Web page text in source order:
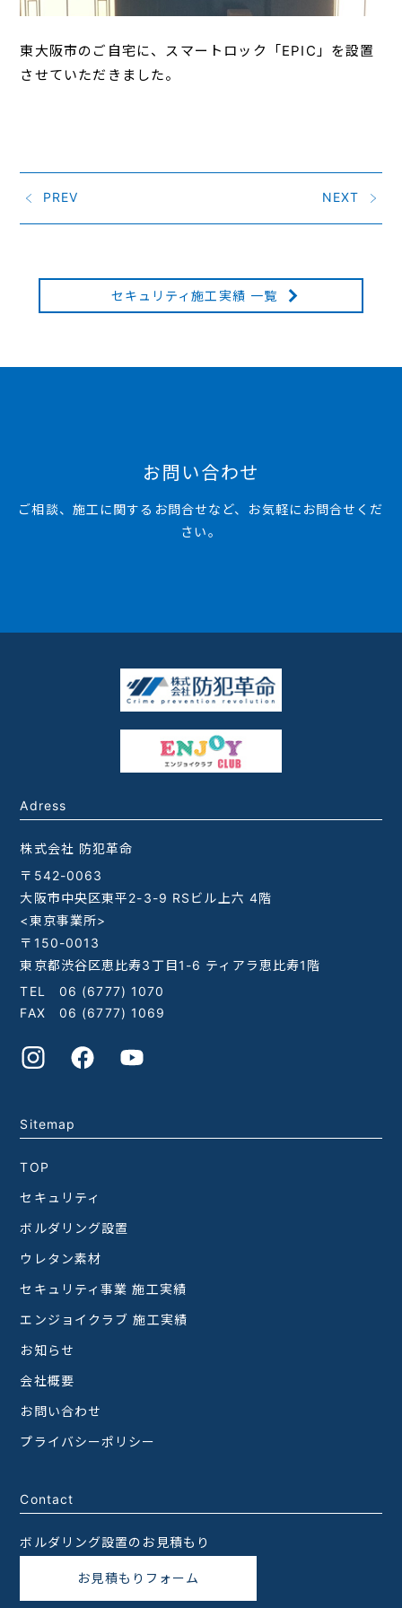
東大阪市のご自宅に、スマートロック「EPIC」を設置
させていただきました。
PREV NEXT
セキュリティ施工実績 一覧
お問い合わせ
ご相談、施工に関するお問合せなど、お気軽にお問合せくだ
さい。
Adress
株式会社 防犯革命
〒542-0063
大阪市中央区東平2-3-9 RSビル上六 4階
<東京事業所>
〒150-0013
東京都渋谷区恵比寿3丁目1-6 ティアラ恵比寿1階
TEL 06 (6777) 1070
FAX 06 (6777) 1069
Sitemap
TOP
セキュリティ
ボルダリング設置
ウレタン素材
セキュリティ事業 施工実績
エンジョイクラブ 施工実績
お知らせ
会社概要
お問い合わせ
プライバシーポリシー
Contact
ボルダリング設置のお見積もり
お見積もりフォーム